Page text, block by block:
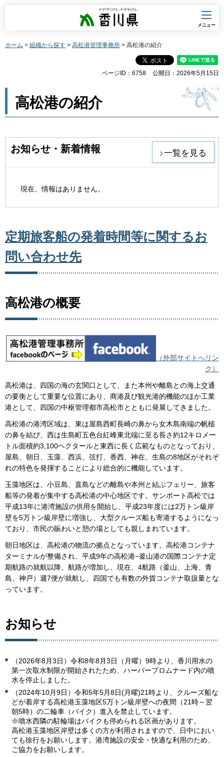
香川県
メニュー
ホーム > 組織から探す > 高松港管理事務所 > 高松港の紹介
ページID：6758 公開日：2026年5月15日
高松港の紹介
お知らせ・新着情報 一覧を見る
現在、情報はありません。
定期旅客船の発着時間等に関するお
問い合わせ先
高松港の概要
（外部サイトへリン
ク）
高松港は、四国の海の玄関口として、また本州や離島との海上交通
の要衡として重要な位置にあり、商港及び観光港的機能のほか工業
港として、四国の中枢管理都市高松市とともに発展してきました。
高松港の港湾区域は、東は屋島西町長崎の鼻から女木島南端の帆槌
の鼻を結び、西は生島町五色台紅峰東北端に至る長さ約12キロメー
トル面積約3,100ヘクタールと東西に長く広範なものとなっており、
屋島、朝日、玉藻、西浜、弦打、香西、神在、生島の8地区がそれぞ
れの特色を発揮することにより総合的に機能しています。
玉藻地区は、小豆島、直島などの離島や本州と結ぶフェリー、旅客
船等の発着が集中する高松港の中心地区です。サンポート高松では
平成13年に港湾施設の供用を開始し、平成23年度には2万トン級岸
壁を5万トン級岸壁に増強し、大型クルーズ船も寄港するようになっ
ており、市民の賑わいと憩の場としても親しまれています。
朝日地区は、高松港の物流の拠点となっています。高松港コンテナ
ターミナルが整備され、平成9年の高松港−釜山港の国際コンテナ定
期航路の就航以降、航路が増加し、現在、4航路（釜山、上海、青
島、神戸）週7便が就航し、四国でも有数の外貨コンテナ取扱量とな
っています。
お知らせ
（2026年8月3日）令和8年8月3日（月曜）9時より、香川用水の
第一次取水制限が開始されたため、ハーバープロムナード内の噴
水を停止しました。
（2024年10月9日）令和5年5月8日(月曜)21時より、クルーズ船な
どが着岸する高松港玉藻地区5万トン級岸壁への夜間（21時～翌
朝5時）の二輪車（バイク）進入を禁止しています。
※噴水西隣の駐輪場はバイクも停められる区画があります。
高松港玉藻地区岸壁は多くの方が利用されますので、日中におい
ても徐行をお願いします。港湾施設の安全・快適な利用のため、
ご協力をお願いします。